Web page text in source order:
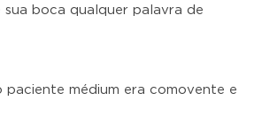
sua boca qualquer palavra de
paciente médium era comovente e